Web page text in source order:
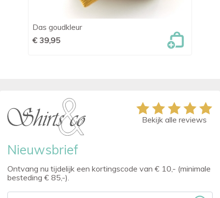
Das goudkleur
€ 39,95
Nieuwsbrief
Ontvang nu tijdelijk een kortingscode van € 10,- (minimale
besteding € 85,-).
Bekijk alle reviews